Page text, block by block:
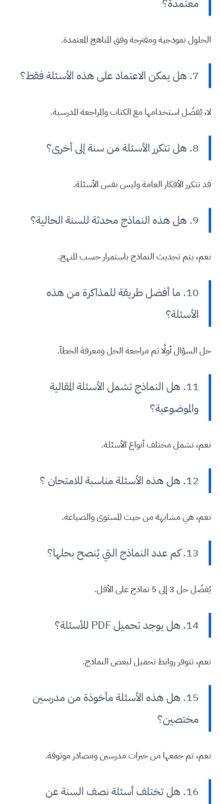
الحلول نموذجية ومقترحة وفق المناهج المعتمدة.
7. هل يمكن الاعتماد على هذه الأسئلة فقط؟
لا، يُفضّل استخدامها مع الكتاب والمراجعة المدرسية.
8. هل تتكرر الأسئلة من سنة إلى أخرى؟
قد تتكرر الأفكار العامة وليس نفس الأسئلة.
9. هل هذه النماذج محدثة للسنة الحالية؟
نعم، يتم تحديث النماذج باستمرار حسب المنهج.
10. ما أفضل طريقة للمذاكرة من هذه
الأسئلة؟
حل السؤال أولًا ثم مراجعة الحل ومعرفة الخطأ.
11. هل النماذج تشمل الأسئلة المقالية
والموضوعية؟
نعم، تشمل مختلف أنواع الأسئلة.
12. هل هذه الأسئلة مناسبة للامتحان ؟
نعم، هي مشابهة من حيث المستوى والصياغة.
13. كم عدد النماذج التي يُنصح بحلها؟
يُفضّل حل 3 إلى 5 نماذج على الأقل.
14. هل يوجد تحميل PDF للأسئلة؟
نعم، تتوفر روابط تحميل لبعض النماذج.
15. هل هذه الأسئلة مأخوذة من مدرسين
مختصين؟
نعم، تم جمعها من خبرات مدرسين ومصادر موثوقة.
16. هل تختلف أسئلة نصف السنة عن